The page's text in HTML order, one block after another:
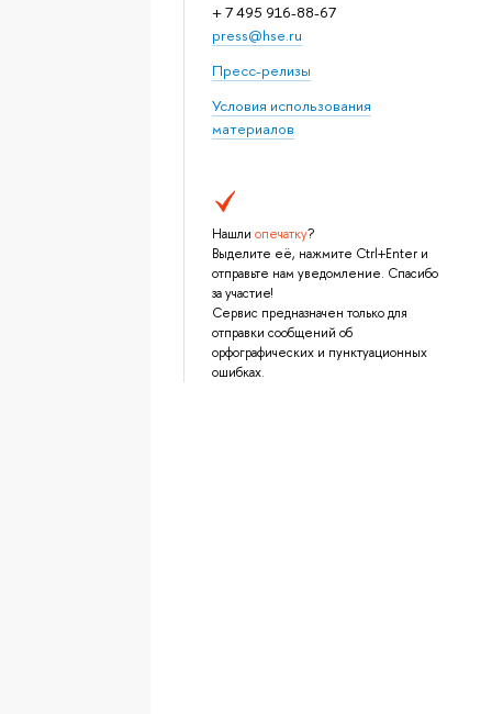
+ 7 495 916-88-67
press@hse.ru
Пресс-релизы
Условия использования
материалов
Нашли опечатку?
Выделите её, нажмите Ctrl+Enter и
отправьте нам уведомление. Спасибо
за участие!
Сервис предназначен только для
отправки сообщений об
орфографических и пунктуационных
ошибках.